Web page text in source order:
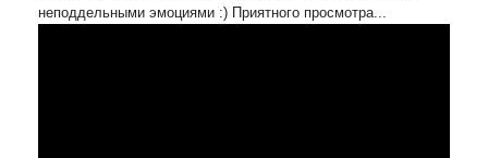
неподдельными эмоциями :) Приятного просмотра...